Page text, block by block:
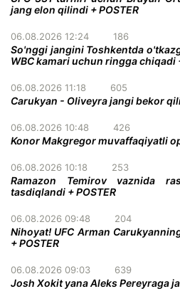
jang elon qilindi + POSTER
06.08.2026 12:24 186
So'nggi jangini Toshkentda
WBC kamari uchun ringga chiqadi
06.08.2026 11:18 605
Carukyan - Oliveyra jangi bekor
06.08.2026 10:48 426
Konor Makgregor muvaffaqiyatli
06.08.2026 10:18 253
Ramazon Temirov vaznida
tasdiqlandi + POSTER
06.08.2026 09:48 204
Nihoyat! UFC Arman
+ POSTER
06.08.2026 09:03 639
Josh Xokit yana Aleks Pereyraga